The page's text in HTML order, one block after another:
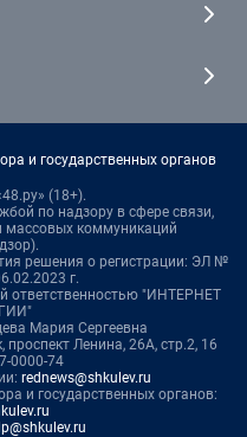
и государственных органов
(18+).
по надзору в сфере связи,
массовых коммуникаций
решения о регистрации: ЭЛ №
г.
ответственностью "ИНТЕРНЕТ
Мария Сергеевна
Ленина, 26А, стр.2, 16
0000-74
rednews@shkulev.ru
и государственных органов: